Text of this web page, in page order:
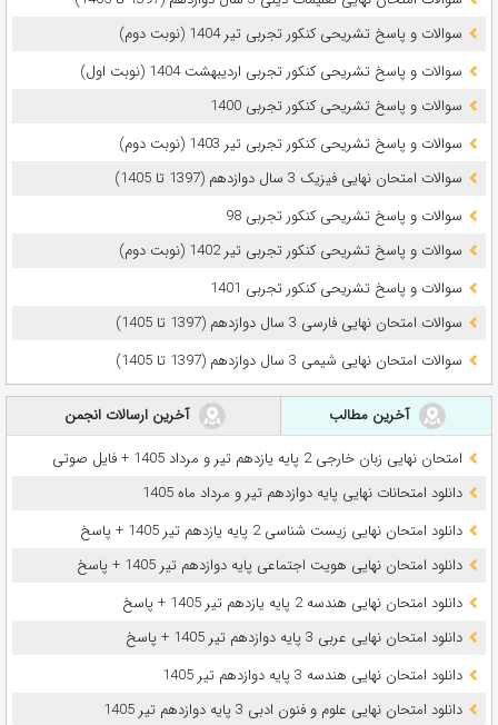
سوالات و پاسخ تشریحی کنکور تجربی تیر 1404 (نوبت دوم)
سوالات و پاسخ تشریحی کنکور تجربی اردیبهشت 1404 (نوبت اول)
سوالات و پاسخ تشریحی کنکور تجربی 1400
سوالات و پاسخ تشریحی کنکور تجربی تیر 1403 (نوبت دوم)
سوالات امتحان نهایی فیزیک 3 سال دوازدهم (1397 تا 1405)
سوالات و پاسخ تشریحی کنکور تجربی 98
سوالات و پاسخ تشریحی کنکور تجربی تیر 1402 (نوبت دوم)
سوالات و پاسخ تشریحی کنکور تجربی 1401
سوالات امتحان نهایی فارسی 3 سال دوازدهم (1397 تا 1405)
سوالات امتحان نهایی شیمی 3 سال دوازدهم (1397 تا 1405)
آخرین مطالب
آخرین ارسالات انجمن
امتحان نهایی زبان خارجی 2 پایه یازدهم تیر و مرداد 1405 + فایل صوتی
دانلود امتحانات نهایی پایه دوازدهم تیر و مرداد ماه 1405
دانلود امتحان نهایی زیست شناسی 2 پایه یازدهم تیر 1405 + پاسخ
دانلود امتحان نهایی هویت اجتماعی پایه دوازدهم تیر 1405 + پاسخ
دانلود امتحان نهایی هندسه 2 پایه یازدهم تیر 1405 + پاسخ
دانلود امتحان نهایی عربی 3 پایه دوازدهم تیر 1405 + پاسخ
دانلود امتحان نهایی هندسه 3 پایه دوازدهم تیر 1405
دانلود امتحان نهایی علوم و فنون ادبی 3 پایه دوازدهم تیر 1405